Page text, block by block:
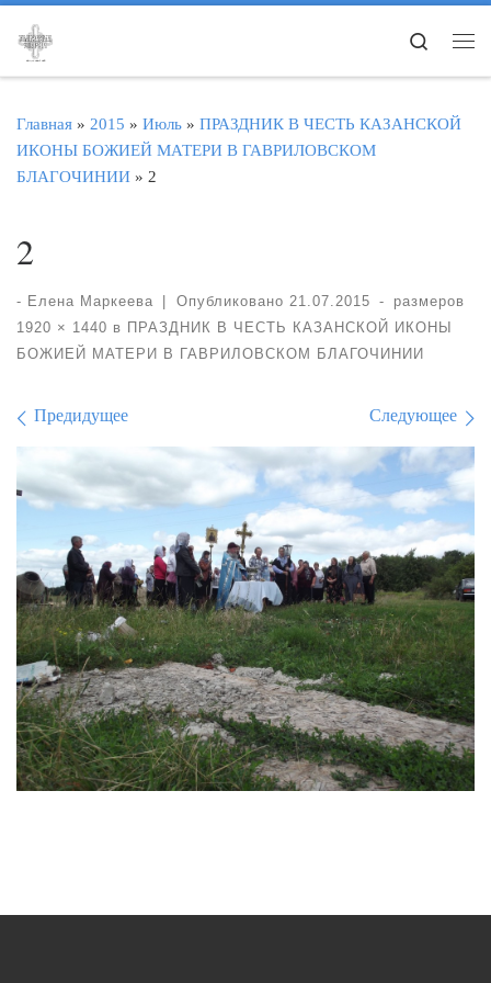
Перейти к содержимому
Search
Главная » 2015 » Июль » ПРАЗДНИК В ЧЕСТЬ КАЗАНСКОЙ
ИКОНЫ БОЖИЕЙ МАТЕРИ В ГАВРИЛОВСКОМ
БЛАГОЧИНИИ » 2
2
- Елена Маркеева Опубликовано 21.07.2015 -
размеров
1920 × 1440 в ПРАЗДНИК В ЧЕСТЬ КАЗАНСКОЙ ИКОНЫ
БОЖИЕЙ МАТЕРИ В ГАВРИЛОВСКОМ БЛАГОЧИНИИ
Навигация по
Предидущее Следующее